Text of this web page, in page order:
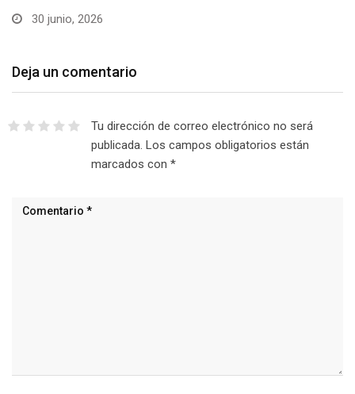
30 junio, 2026
Deja un comentario
Tu dirección de correo electrónico no será
publicada. Los campos obligatorios están
marcados con *